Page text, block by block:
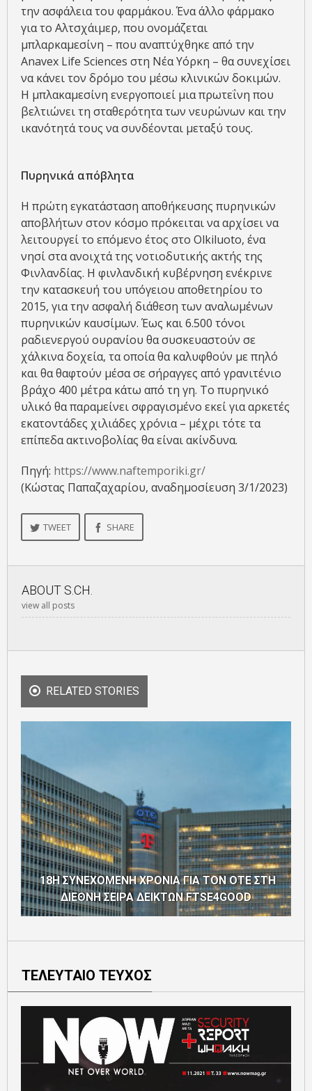
την ασφάλεια του φαρμάκου. Ένα άλλο φάρμακο
για το Αλτσχάιμερ, που ονομάζεται
μπλαρκαμεσίνη – που αναπτύχθηκε από την
Anavex Life Sciences στη Νέα Υόρκη – θα συνεχίσει
να κάνει τον δρόμο του μέσω κλινικών δοκιμών.
Η μπλακαμεσίνη ενεργοποιεί μια πρωτεΐνη που
βελτιώνει τη σταθερότητα των νευρώνων και την
ικανότητά τους να συνδέονται μεταξύ τους.
Πυρηνικά απόβλητα
Η πρώτη εγκατάσταση αποθήκευσης πυρηνικών
αποβλήτων στον κόσμο πρόκειται να αρχίσει να
λειτουργεί το επόμενο έτος στο Olkiluoto, ένα
νησί στα ανοιχτά της νοτιοδυτικής ακτής της
Φινλανδίας. Η φινλανδική κυβέρνηση ενέκρινε
την κατασκευή του υπόγειου αποθετηρίου το
2015, για την ασφαλή διάθεση των αναλωμένων
πυρηνικών καυσίμων. Έως και 6.500 τόνοι
ραδιενεργού ουρανίου θα συσκευαστούν σε
χάλκινα δοχεία, τα οποία θα καλυφθούν με πηλό
και θα θαφτούν μέσα σε σήραγγες από γρανιτένιο
βράχο 400 μέτρα κάτω από τη γη. Το πυρηνικό
υλικό θα παραμείνει σφραγισμένο εκεί για αρκετές
εκατοντάδες χιλιάδες χρόνια – μέχρι τότε τα
επίπεδα ακτινοβολίας θα είναι ακίνδυνα.
Πηγή: https://www.naftemporiki.gr/
(Κώστας Παπαζαχαρίου, αναδημοσίευση 3/1/2023)
TWEET SHARE
ABOUT S.CH.
view all posts
RELATED STORIES
18Η ΣΥΝΕΧΟΜΕΝΗ ΧΡΟΝΙΑ ΓΙΑ ΤΟΝ ΟΤΕ ΣΤΗ
ΔΙΕΘΝΗ ΣΕΙΡΑ ΔΕΙΚΤΩΝ FTSE4GOOD
ΤΕΛΕΥΤΑΙΟ ΤΕΥΧΟΣ